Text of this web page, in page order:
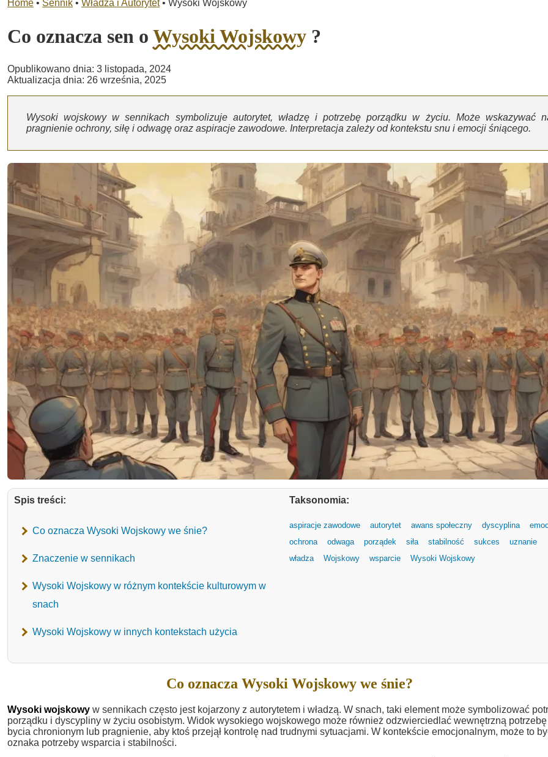
Home • Sennik • Władza i Autorytet • Wysoki Wojskowy
Co oznacza sen o Wysoki Wojskowy ?
Opublikowano dnia: 3 listopada, 2024
Aktualizacja dnia: 26 września, 2025
Wysoki wojskowy w sennikach symbolizuje autorytet, władzę i potrzebę porządku w życiu. Może wskazywać
pragnienie ochrony, siłę i odwagę oraz aspiracje zawodowe. Interpretacja zależy od kontekstu snu i emocji śniącego.
Spis treści:
Co oznacza Wysoki Wojskowy we śnie?
Znaczenie w sennikach
Wysoki Wojskowy w różnym kontekście kulturowym w
snach
Wysoki Wojskowy w innych kontekstach użycia
Taksonomia:
aspiracje zawodowe autorytet awans społeczny dyscyplina
ochrona
odwaga porządek siła stabilność sukces
uznanie
władza
Wojskowy wsparcie Wysoki Wojskowy
Co oznacza Wysoki Wojskowy we śnie?
Wysoki wojskowy w sennikach często jest kojarzony z autorytetem i władzą. W snach, taki element może symbolizować
porządku i dyscypliny w życiu osobistym. Widok wysokiego wojskowego może również odzwierciedlać wewnętrzną potrzebę
bycia chronionym lub pragnienie, aby ktoś przejął kontrolę nad trudnymi sytuacjami. W kontekście emocjonalnym, może to
oznaka potrzeby wsparcia i stabilności.